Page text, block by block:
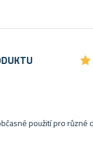
★
★
použití pro různé